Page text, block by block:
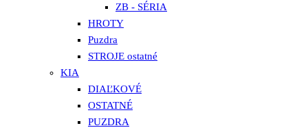
ZB - SÉRIA
HROTY
Puzdra
STROJE ostatné
KIA
DIAĽKOVÉ
OSTATNÉ
PUZDRA